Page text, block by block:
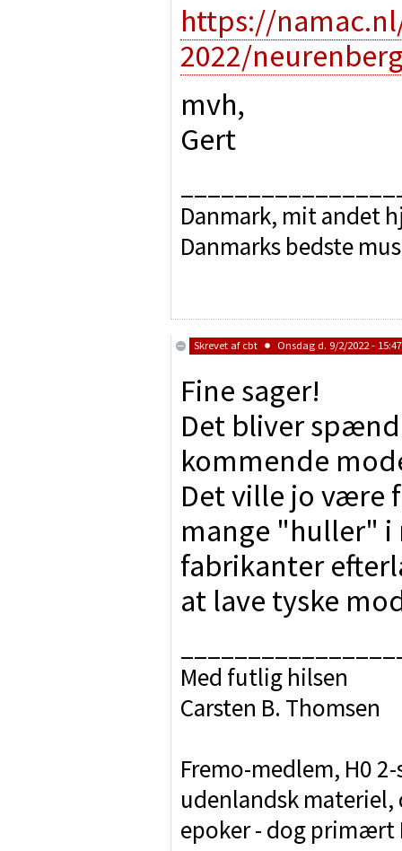
https://
2022/
mvh,
Gert
Danmark, mit andet
Danmarks bedste
Skrevet af cbt Onsdag d. 9/2/2022 - 15:47
Fine sager!
Det bliver
kommende
Det ville jo være
mange "huller" i
fabrikanter
at lave tyske
Med futlig hilsen
Carsten B. Thomsen
Fremo-medlem, H0
udenlandsk
epoker - dog primært